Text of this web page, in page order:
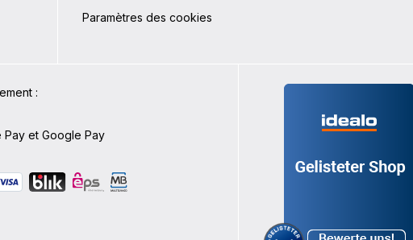
Paramètres des cookies
:
Pay et Google Pay